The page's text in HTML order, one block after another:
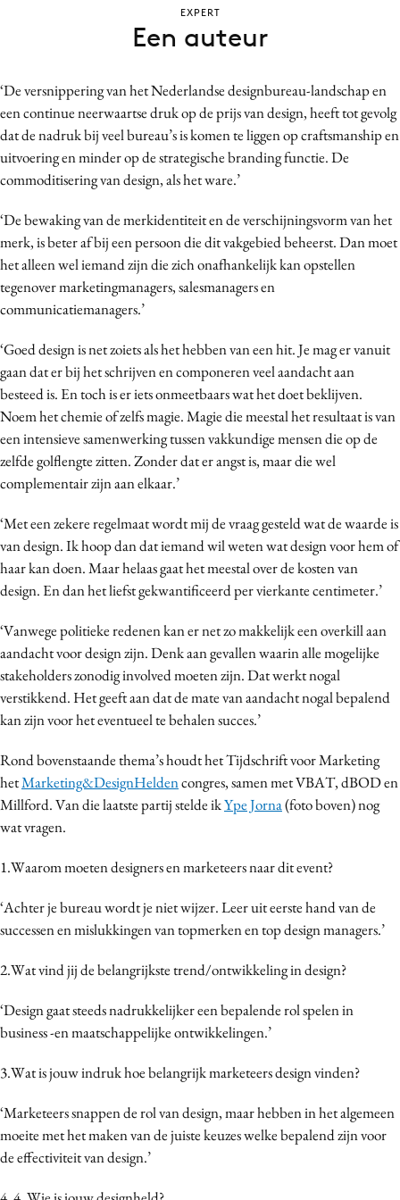
Contentmarketing
Craft
Customer Experience
Data & Insights
Digital transformation
Diversiteit
Effectiviteit
Gedragsverandering
Interne communicatie
Martech
Media
Merkstrategie
PR
Purpose Marketing
Reputatie & crisis
‘De versnippering van het Nederlandse designbureau-landschap en
een continue neerwaartse druk op de prijs van design, heeft tot gevolg
dat de nadruk bij veel bureau’s is komen te liggen op craftsmanship en
uitvoering en minder op de strategische branding functie. De
commoditisering van design, als het ware.’
‘De bewaking van de merkidentiteit en de verschijningsvorm van het
merk, is beter af bij een persoon die dit vakgebied beheerst. Dan moet
het alleen wel iemand zijn die zich onafhankelijk kan opstellen
tegenover marketingmanagers, salesmanagers en
communicatiemanagers.’
‘Goed design is net zoiets als het hebben van een hit. Je mag er vanuit
gaan dat er bij het schrijven en componeren veel aandacht aan
besteed is. En toch is er iets onmeetbaars wat het doet beklijven.
Noem het chemie of zelfs magie. Magie die meestal het resultaat is van
een intensieve samenwerking tussen vakkundige mensen die op de
zelfde golflengte zitten. Zonder dat er angst is, maar die wel
complementair zijn aan elkaar.’
‘Met een zekere regelmaat wordt mij de vraag gesteld wat de waarde is
van design. Ik hoop dan dat iemand wil weten wat design voor hem of
haar kan doen. Maar helaas gaat het meestal over de kosten van
design. En dan het liefst gekwantificeerd per vierkante centimeter.’
‘Vanwege politieke redenen kan er net zo makkelijk een overkill aan
aandacht voor design zijn. Denk aan gevallen waarin alle mogelijke
stakeholders zonodig involved moeten zijn. Dat werkt nogal
verstikkend. Het geeft aan dat de mate van aandacht nogal bepalend
kan zijn voor het eventueel te behalen succes.’
Rond bovenstaande thema’s houdt het Tijdschrift voor Marketing
hetMarketing&DesignHeldencongres, samen met VBAT, dBOD en
Millford. Van die laatste partij stelde ikYpe Jorna(foto boven) nog
wat vragen.
1.Waarom moeten designers en marketeers naar dit event?
‘Achter je bureau wordt je niet wijzer. Leer uit eerste hand van de
successen en mislukkingen van topmerken en top design managers.’
2.Wat vind jij de belangrijkste trend/ontwikkeling in design?
‘Design gaat steeds nadrukkelijker een bepalende rol spelen in
business -en maatschappelijke ontwikkelingen.’
3.Wat is jouw indruk hoe belangrijk marketeers design vinden?
‘Marketeers snappen de rol van design, maar hebben in het algemeen
moeite met het maken van de juiste keuzes welke bepalend zijn voor
de effectiviteit van design.’
EXPERT
Een auteur